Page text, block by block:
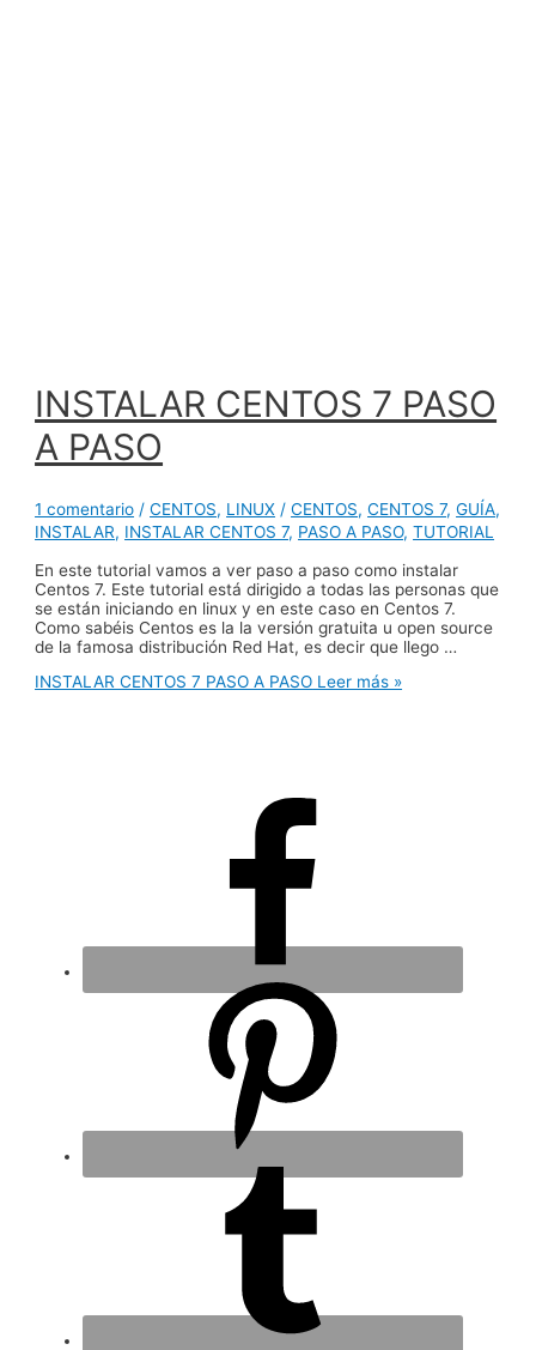
INSTALAR CENTOS 7 PASO
A PASO
1 comentario /CENTOS, LINUX /CENTOS,CENTOS 7,GUÍA,
INSTALAR, INSTALAR CENTOS 7, PASO A PASO,TUTORIAL
En este tutorial vamos a ver paso a paso como instalar
Centos 7. Este tutorial está dirigido a todas las personas que
se están iniciando en linux y en este caso en Centos 7.
Como sabéis Centos es la la versión gratuita u open source
de la famosa distribución Red Hat, es decir que llego …
INSTALAR CENTOS 7 PASO A PASO Leer más »